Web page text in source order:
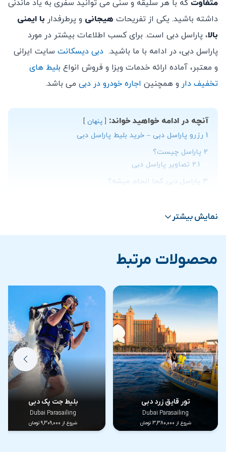
متفاوت که با هر سلیقه و سنی می توانید سفری به یاد ماندنی
داشته باشید. یکی از تفریحات هیجانی و پرطرفدار با ایمنی
بالا، پاراسل دبی است. برای کسب اطلاعات بیشتر در مورد
پاراسل دبی، در ادامه با ما باشید. دبی دیسکانت سایت ایرانی
و معتبر، آماده ارائه خدمات ویزا و فروش انواع بلیط های
تخفیف دار و همچنین اجاره خودرو در دبی می باشد.
آنچه در ادامه خواهید خواند: پنهان
1 رزرو پاراسل دبی – خرید بلیط پاراسل دبی
2 پاراسل چیست؟
2.1 تصاویر پاراسل دبی
3 پاراسل دبی کجا انجام میشه؟
پاراسل چیست؟
یکی از تفریحات هیجانی و آبی پرطرفدار در دبی، پاراسل می
با قایقی که به آن وصل هستید، در هوا به سمت جلو حرکت
می کنید. در این تفریح شما حدودا بین 150 تا 300 متر از
سطح آب فاصله خواهید گرفت و از دیدن مناظر زیبای
اطرافتان لذت می برید. یکی از پرطرفدارترین تفریحات
مخصوصا در بین جوانان، پاراسل می باشد.
تصاویر پاراسل دبی
نمایش بیشتر
محصولات مرتبط
تور قایق زرد دبی
Dubai Parasailing
شروع از 3,380,000 تومان
بلیط جت پک دبی
Dubai Parasailing
شروع از 9,309,000 تومان